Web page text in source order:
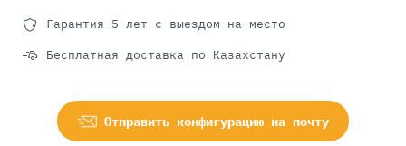
Гарантия 5 лет с выездом на место
Бесплатная доставка по Казахстану
Отправить конфигурацию на почту